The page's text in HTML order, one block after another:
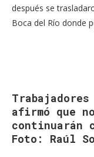
después se
Boca del Río donde
afirmó que
continuarán
Foto: Raúl